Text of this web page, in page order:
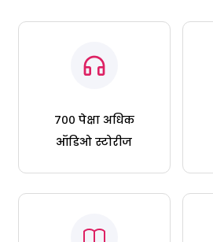
७०० पेक्षा अधिक
ऑडिओ स्टोरीज